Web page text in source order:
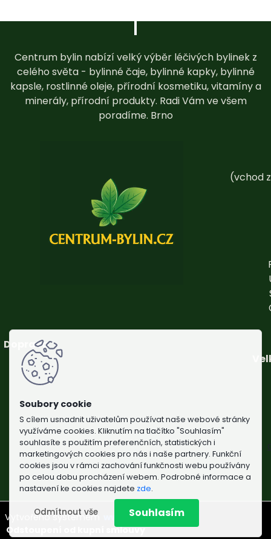
S cílem usnadnit uživatelům používat naše webové stránky
využíváme cookies. Kliknutím na tlačítko "Souhlasím"
souhlasíte s použitím preferenčních, statistických i
marketingových cookies pro nás i naše partnery. Funkční
cookies jsou v rámci zachování funkčnosti webu používány
po celou dobu procházení webem. Podrobné informace a
nastavení ke cookies najdete zde.
Odmítnout vše Souhlasím
Centrum bylin nabízí velký výběr léčivých bylinek z
celého světa - bylinné čaje, bylinné kapky, bylinné
kapsle, rostlinné oleje, přírodní kosmetiku, vitamíny a
minerály, přírodní produkty. Radi Vám ve všem
poradíme. Brno
(vchod
Doprava
Vytvořeno systémem
www.webareal.cz
Odstoupení od kupní smlouvy